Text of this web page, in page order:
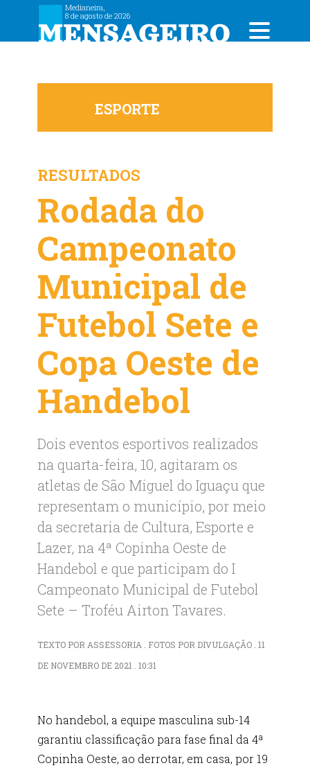
Medianeira,
8 de agosto de 2026
ESPORTE
RESULTADOS
Rodada do
Campeonato
Municipal de
Futebol Sete e
Copa Oeste de
Handebol
Dois eventos esportivos realizados
na quarta-feira, 10, agitaram os
atletas de São Miguel do Iguaçu que
representam o município, por meio
da secretaria de Cultura, Esporte e
Lazer, na 4ª Copinha Oeste de
Handebol e que participam do I
Campeonato Municipal de Futebol
Sete – Troféu Airton Tavares.
TEXTO POR ASSESSORIA . FOTOS POR DIVULGAÇÃO . 11
DE NOVEMBRO DE 2021 . 10:31
No handebol, a equipe masculina sub-14
garantiu classificação para fase final da 4ª
Copinha Oeste, ao derrotar, em casa, por 19